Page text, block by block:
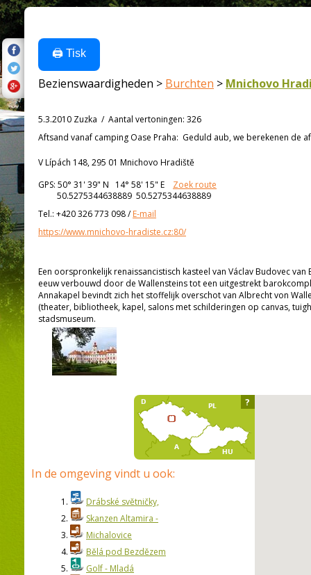
🖨️ Tisk
Bezienswaardigheden > Burchten > Mnichovo
5.3.2010 Zuzka / Aantal vertoningen: 326
Aftsand vanaf camping Oase Praha: Geduld aub, we berekenen de
V Lípách 148, 295 01 Mnichovo Hradiště
GPS: 50° 31' 39" N 14° 58' 15" E
Zoek route
50.5275344638889 50.5275344638889
Tel.: +420 326 773 098/E-mail
https://www.mnichovo-hradiste.cz:80/
Een oorspronkelijk renaissancistisch kasteel van Václav Budovec
eeuw verbouwd door de Wallensteins tot een uitgestrekt
Annakapel bevindt zich het stoffelijk overschot van Albrecht von
(theater, bibliotheek, kapel, salons met schilderingen op canvas,
stadsmuseum.
In de omgeving vindt u ook:
1.
Drábské světničky,
2.
Skanzen Altamira -
3.
Michalovice
4.
Bělá pod Bezdězem
5.
Golf - Mladá
?